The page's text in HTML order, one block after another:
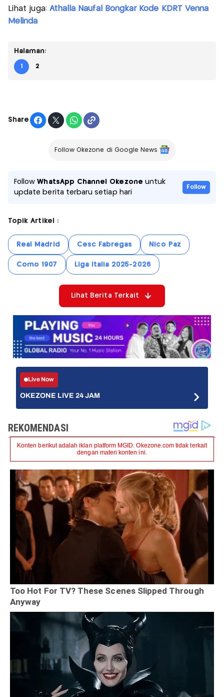
Lihat juga: Athalla Naufal Bongkar Kode KDRT Venna
Melinda
Halaman:
1 2
Share
Follow Okezone di Google News
FollowWhatsApp Channel Okezone untuk
update berita terbaru setiap hari
Follow
Topik Artikel :
Real Madrid Cesc Fabregas Nico Paz
Como 1907 Liga Italia 2025-2026
Lihat Berita Terkait
Live Now
OKEZONE LIVE 24 JAM